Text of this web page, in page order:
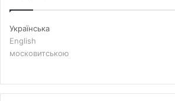
Українська
English
московитською